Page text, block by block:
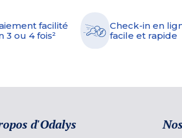
facilité
3 ou 4 fois²
Check-in en
facile et rapide
d'Odalys